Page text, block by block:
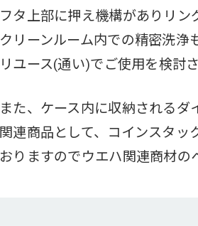
フタ上部に押え機構がありリン
クリーンルーム内での精密洗浄
リユース(通い)でご使用を検討
また、ケース内に収納されるダ
関連商品として、コインスタ
おりますのでウエハ関連商材の